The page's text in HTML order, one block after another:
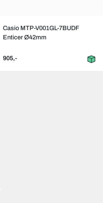
Casio MTP-V001GL-7BUDF
Enticer Ø42mm
905,-